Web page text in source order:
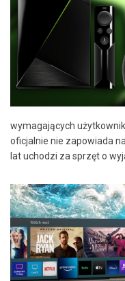
wymagających
oficjalnie nie zapowiada
lat uchodzi za sprzęt o